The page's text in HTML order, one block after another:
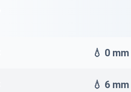
💧 0 mm
💧 6 mm